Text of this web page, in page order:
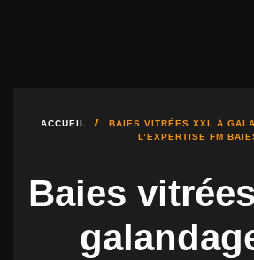
ACCUEIL
BAIES VITRÉES XXL À
L’EXPERTISE FM
Baies